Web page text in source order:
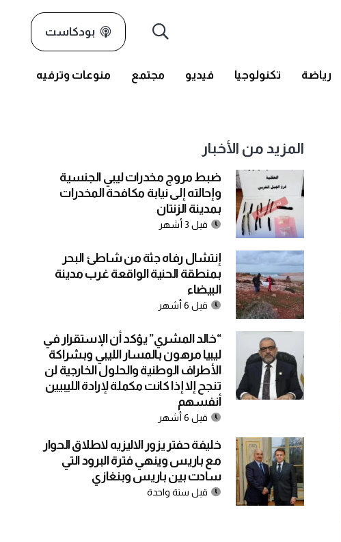
بودكاست
رياضة تكنولوجيا فيديو مجتمع منوعات وترفيه
المزيد من الأخبار
ضبط مروج مخدرات ليبي الجنسية
وإحالته إلى نيابة مكافحة المخدرات
بمدينة الزنتان
قبل 3 أشهر
إنتشال رفاه جثة من شاطئ البحر
بمنطقة الحنية الواقعة غرب مدينة
البيضاء
قبل 6 أشهر
“خالد المشري” يؤكد أن الإستقرار في
ليبيا مرهون بالمسار الليبي وبشراكة
الأطراف الوطنية والحلول الخارجية لن
تنجح إلا إذا كانت مكملة لإرادة الليبيين
أنفسهم
قبل 6 أشهر
خليفة حفتر يزور الاليزيه لاطلاق الحوار
مع باريس وينهي فترة البرود التي
سادت بين باريس وبنغازي
قبل سنة واحدة